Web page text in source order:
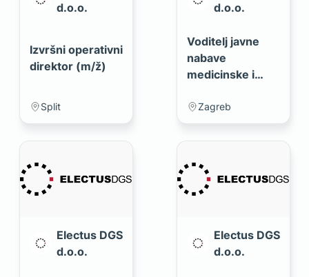
d.o.o.
Izvršni operativni
direktor (m/ž)
Split
d.o.o.
Voditelj javne
nabave
medicinske i
opreme (m/ž)
Zagreb
Electus DGS
d.o.o.
Electus DGS
d.o.o.